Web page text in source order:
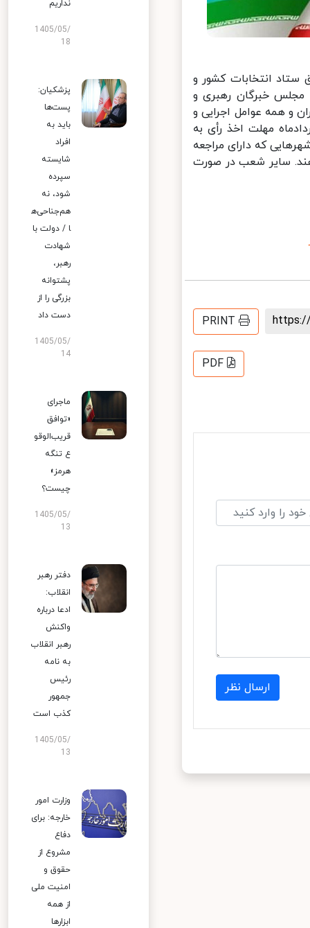
اساس توافق ستاد انتخابات کشور و
خبرگان رهبری و
و همه عوامل اجرایی و
می رساند: با توجه به اینکه ساعت ۲۴ جمعه ۲۸ خردادماه مهلت اخذ رأی به
که دارای مراجعه
خود ادامه دهند. سایر شعب در صورت
PRINT
PDF
ارسال نظر
نداریم
1405/05/
18
پزشکیان:
پست‌ها
باید به
افراد
شایسته
سپرده
شود، نه
هم‌جناحی‌ه
ا / دولت با
شهادت
رهبر،
پشتوانه
بزرگی را از
دست داد
1405/05/
14
ماجرای
«توافق
قریب‌الوقو
ع تنگه
هرمز»
چیست؟
1405/05/
13
دفتر رهبر
انقلاب:
ادعا درباره
واکنش
رهبر انقلاب
به نامه
رئیس
جمهور
کذب است
1405/05/
13
وزارت امور
خارجه: برای
دفاع
مشروع از
حقوق و
امنیت ملی
از همه
ابزارها